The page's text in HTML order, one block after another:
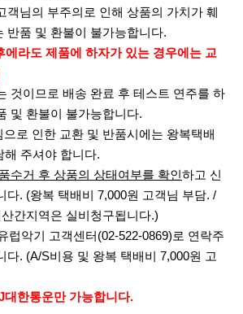
객님의 부주의로 인해 상품의 가치가 훼
반품 및 환불이 불가능합니다.
에라도 제품에 하자가 있는 경우에는 교
것이므로 배송 완료 후 테스트 연주를 하
및 환불이 불가능합니다.
으로 인한 교환 및 반품시에는 왕복택배
해 주셔야 합니다.
수거 후 상품의 상태여부를 확인하고 신
다. (왕복 택배비 7,000원 고객님 부담. /
간지역은 실비청구됩니다.)
럽악기 고객센터(02-522-0869)로 연락주
다. (A/S비용 및 왕복 택배비 7,000원 고
대한통운만 가능합니다.